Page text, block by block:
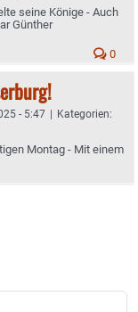
seine Könige - Auch
Günther
0
- 5:47 | Kategorien:
Montag - Mit einem